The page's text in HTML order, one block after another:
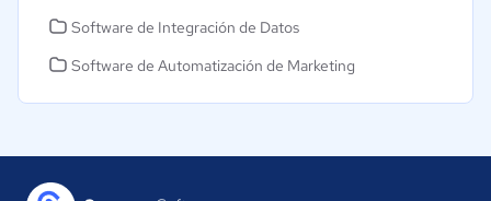
Software de Integración de Datos
Software de Automatización de Marketing